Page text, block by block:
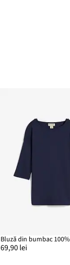
Bluză din bumbac 100%
69,90 lei